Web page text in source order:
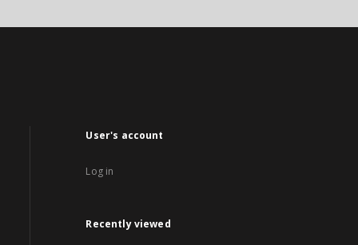
User's account
Log in
Recently viewed